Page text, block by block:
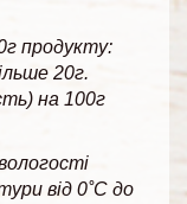
продукту:
20г.
на 100г
від 0˚С до